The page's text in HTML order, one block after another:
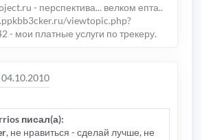
- перспектива... велком епта..
viewtopic.php?
- мои платные услуги по трекеру.
Сообщение
04.10.2010
писал(а):
, не нравиться - сделай лучше, не